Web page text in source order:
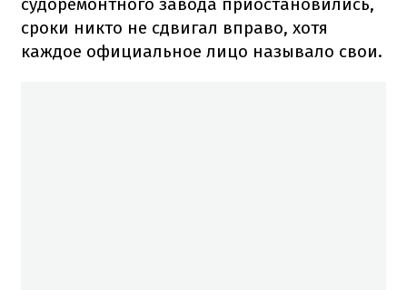
сроки никто не сдвигал вправо, хотя
каждое официальное лицо называло свои.